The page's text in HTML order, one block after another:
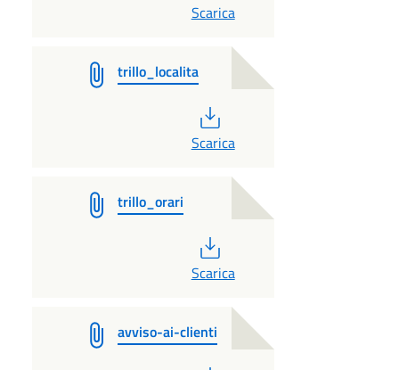
Scarica
trillo_localita
Scarica
trillo_orari
Scarica
avviso-ai-clienti